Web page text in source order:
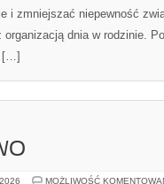
i zmniejszać niepewność
dnia w rodzinie.
[…]
MOŻLIWOŚĆ